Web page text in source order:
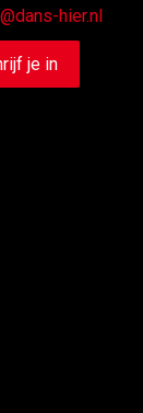
hier.nl
je in